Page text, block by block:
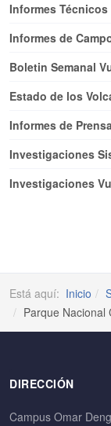
Informes Técnicos
Informes de
Boletin Semanal
Estado de los
Informes de
Investigaciones
Investigaciones
Está aquí: Inicio
Parque Nacional
DIRECCIÓN
Campus Omar